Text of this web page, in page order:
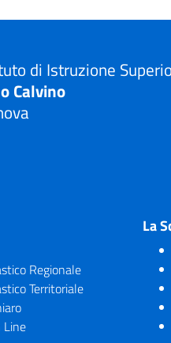
di Istruzione
Calvino
Regionale
Territoriale
Line
La